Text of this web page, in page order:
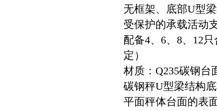
无框架、底部U型
受保护的承载活动
配备4、6、8、12
定）
材质：Q235碳钢台
碳钢秤U型梁结构
平面秤体台面的表